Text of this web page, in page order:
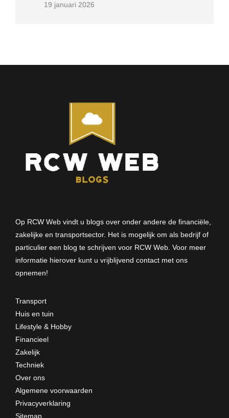
19 januari 2026
Op RCW Web vindt u blogs over onder andere de financiële,
zakelijke en transportsector. Het is mogelijk om als bedrijf of
particulier een blog te schrijven voor RCW Web. Voor meer
informatie hierover kunt u vrijblijvend contact met ons
opnemen!
Transport
Huis en tuin
Lifestyle & Hobby
Financieel
Zakelijk
Techniek
Over ons
Algemene voorwaarden
Privacyverklaring
Sitemap